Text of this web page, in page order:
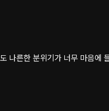
나른한 분위기가 너무 마음에